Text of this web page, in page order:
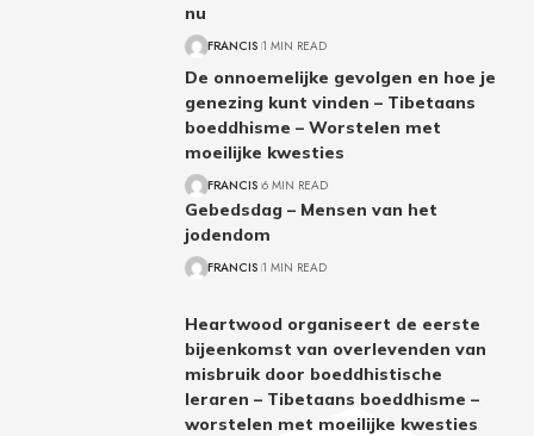
nu
FRANCIS 1 MIN READ
De onnoemelijke gevolgen en hoe je
genezing kunt vinden – Tibetaans
boeddhisme – Worstelen met
moeilijke kwesties
FRANCIS 6 MIN READ
Gebedsdag – Mensen van het
jodendom
FRANCIS 1 MIN READ
Heartwood organiseert de eerste
bijeenkomst van overlevenden van
misbruik door boeddhistische
leraren – Tibetaans boeddhisme –
worstelen met moeilijke kwesties